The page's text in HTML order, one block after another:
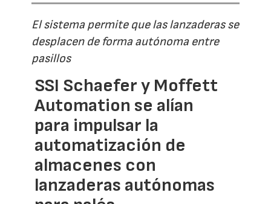
El sistema permite que las lanzaderas se
desplacen de forma autónoma entre
pasillos
SSI Schaefer y Moffett
Automation se alían
para impulsar la
automatización de
almacenes con
lanzaderas autónomas